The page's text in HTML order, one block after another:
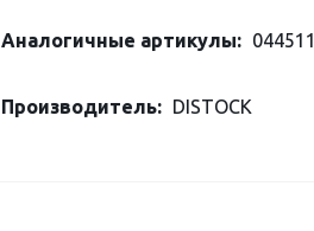
Аналогичные артикулы:
Производитель: DISTOCK